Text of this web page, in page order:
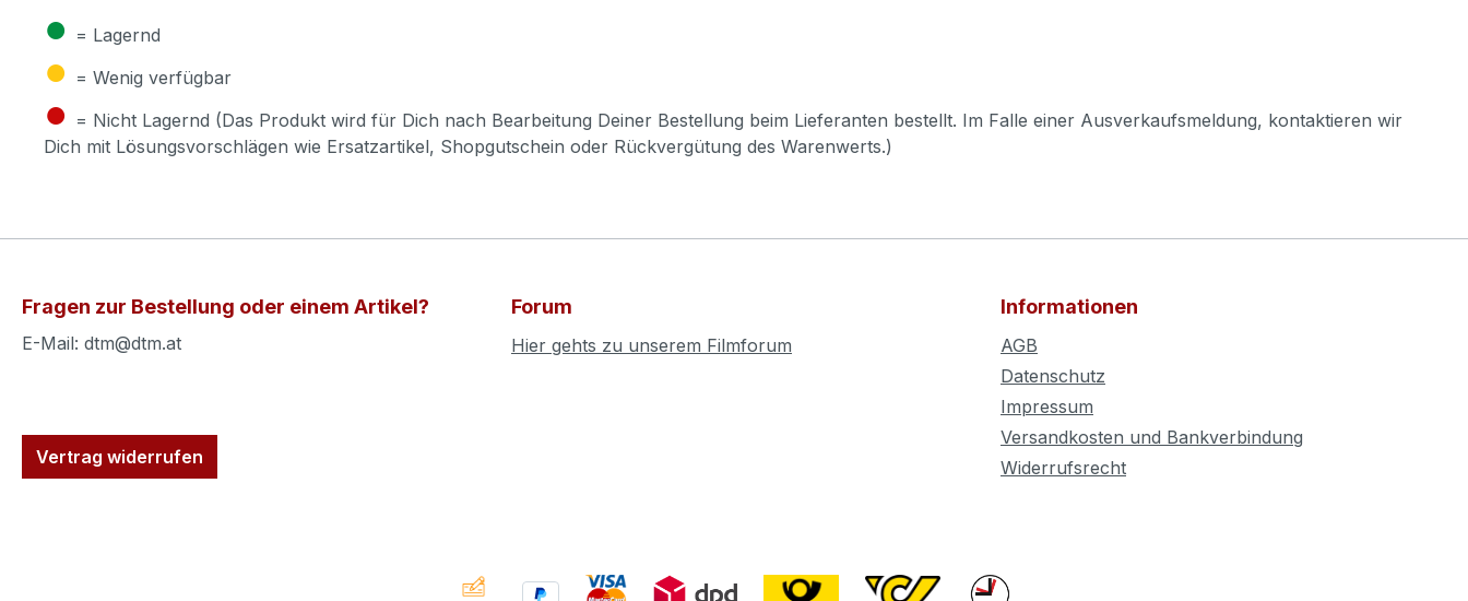
● = Lagernd
● = Wenig verfügbar
● = Nicht Lagernd (Das Produkt wird für Dich nach Bearbeitung Deiner Bestellung beim Lieferanten bestellt. Im Falle einer Ausverkaufsmeldung, kontaktieren wir
Dich mit Lösungsvorschlägen wie Ersatzartikel, Shopgutschein oder Rückvergütung des Warenwerts.)
Fragen zur Bestellung oder einem Artikel?
E-Mail: dtm@dtm.at
Vertrag widerrufen
Forum
Hier gehts zu unserem Filmforum
Informationen
AGB
Datenschutz
Impressum
Versandkosten und Bankverbindung
Widerrufsrecht